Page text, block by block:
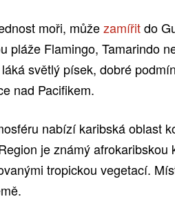
moři, můžezamířitdo
pláže Flamingo, Tamarindo
světlý písek, dobré
nad Pacifikem.
nabízí karibská oblast
je známý
tropickou vegetací.